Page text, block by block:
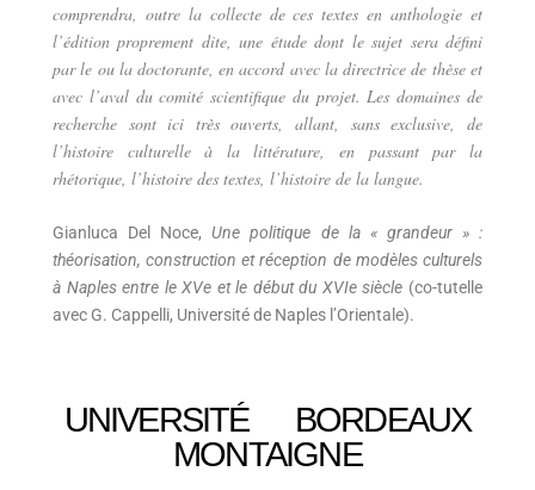
comprendra, outre la collecte de ces textes en anthologie et
l’édition proprement dite, une étude dont le sujet sera défini
par le ou la doctorante, en accord avec la directrice de thèse et
avec l’aval du comité scientifique du projet. Les domaines de
recherche sont ici très ouverts, allant, sans exclusive, de
l’histoire culturelle à la littérature, en passant par la
rhétorique, l’histoire des textes, l’histoire de la langue.
Gianluca Del Noce,Une politique de la « grandeur » :
théorisation, construction et réception de modèles culturels
à Naples entre le XVe et le début du XVIe siècle (co-tutelle
avec G. Cappelli, Université de Naples l’Orientale).
UNIVERSITÉ BORDEAUX
MONTAIGNE